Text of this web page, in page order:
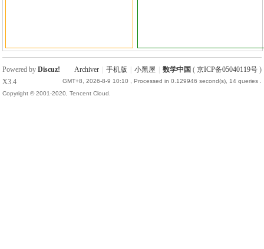
Archiver 手机版 小黑屋 数学中国 ( 京ICP备05040119号)
GMT+8, 2026-8-9 10:10 , Processed in 0.129946 second(s), 14 queries .
Powered byDiscuz!
X3.4
Copyright © 2001-2020, Tencent Cloud.